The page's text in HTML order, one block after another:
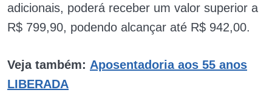
adicionais, poderá receber um valor superior a
R$ 799,90, podendo alcançar até R$ 942,00.
Veja também: Aposentadoria aos 55 anos
LIBERADA